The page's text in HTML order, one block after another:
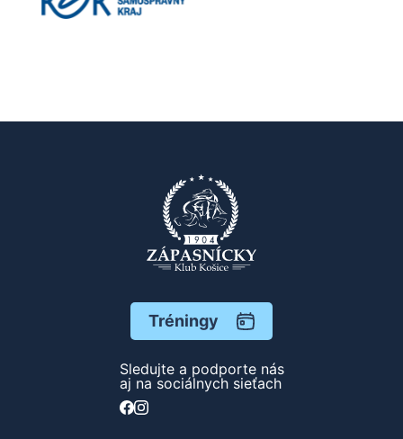
Tréningy
Sledujte a podporte nás
aj na sociálnych sieťach